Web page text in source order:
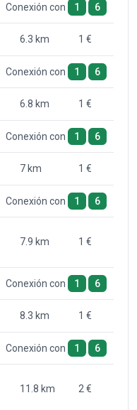
Conexión con 1 6
6.3 km 1 €
Conexión con 1 6
6.8 km 1 €
Conexión con 1 6
7 km 1 €
Conexión con 1 6
7.9 km 1 €
Conexión con 1 6
8.3 km 1 €
Conexión con 1 6
11.8 km 2 €